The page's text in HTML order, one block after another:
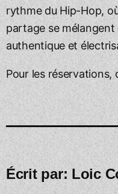
rythme du Hip-Hop,
partage se
authentique et
Pour les réservations,
Écrit par:Loic